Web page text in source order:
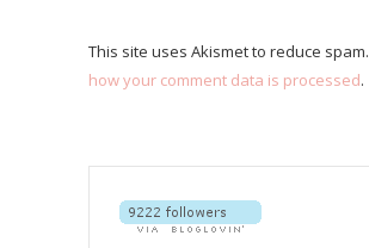
This site uses Akismet to reduce spam.
how your comment data is processed.